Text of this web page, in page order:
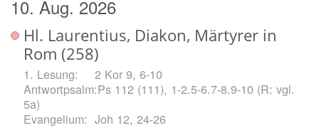
10. Aug. 2026
Hl. Laurentius, Diakon, Märtyrer in
Rom (258)
2 Kor 9, 6-10
Ps 112 (111), 1-2.5-6.7-8.9-10 (R: vgl.
5a)
Joh 12, 24-26